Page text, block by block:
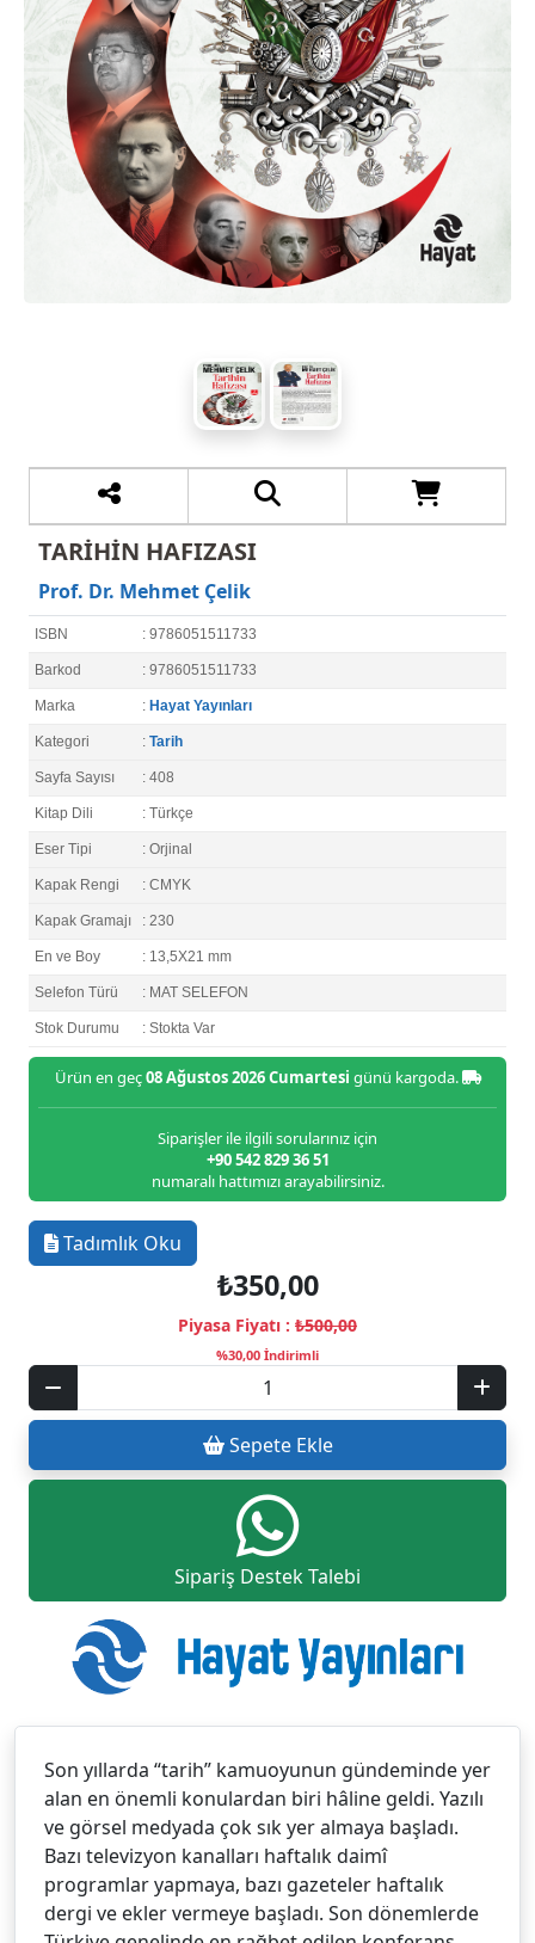
TARİHİN HAFIZASI
Prof. Dr. Mehmet Çelik
ISBN : 9786051511733
Barkod : 9786051511733
Marka : Hayat Yayınları
Kategori : Tarih
Sayfa Sayısı : 408
Kitap Dili : Türkçe
Eser Tipi : Orjinal
Kapak Rengi : CMYK
Kapak Gramajı : 230
En ve Boy : 13,5X21 mm
Selefon Türü : MAT SELEFON
Stok Durumu : Stokta Var
Ürün en geç08 Ağustos 2026 Cumartesi günü kargoda.
Siparişler ile ilgili sorularınız için
+90 542 829 36 51
numaralı hattımızı arayabilirsiniz.
Tadımlık Oku
₺350,00
Piyasa Fiyatı : ₺500,00
%30,00 İndirimli
Sepete Ekle
Sipariş Destek Talebi
Son yıllarda “tarih” kamuoyunun gündeminde yer
alan en önemli konulardan biri hâline geldi. Yazılı
ve görsel medyada çok sık yer almaya başladı.
Bazı televizyon kanalları haftalık daimî
programlar yapmaya, bazı gazeteler haftalık
dergi ve ekler vermeye başladı. Son dönemlerde